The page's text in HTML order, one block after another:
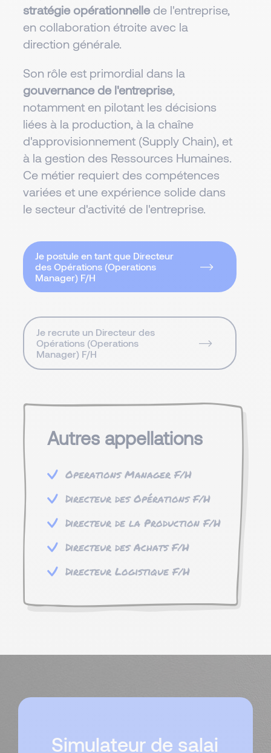
stratégie opérationnellede l'entreprise,
en collaboration étroite avec la
direction générale.
Son rôle est primordial dans la
gouvernance de l'entreprise,
notamment en pilotant les décisions
liées à la production, à la chaîne
d'approvisionnement (Supply Chain), et
à la gestion des Ressources Humaines.
Ce métier requiert des compétences
variées et une expérience solide dans
le secteur d'activité de l'entreprise.
Je postule en tant que Directeur
des Opérations (Operations
Manager) F/H
Je recrute un Directeur des
Opérations (Operations
Manager) F/H
Autres appellations
Operations Manager F/H
Directeur des Opérations F/H
Directeur de la Production F/H
Directeur des Achats F/H
Directeur Logistique F/H
Simulateur de salai